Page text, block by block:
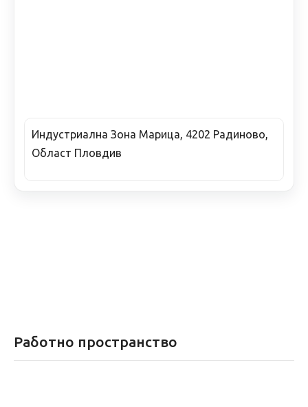
Индустриална Зона Марица, 4202 Радиново,
Област Пловдив
Работно пространство